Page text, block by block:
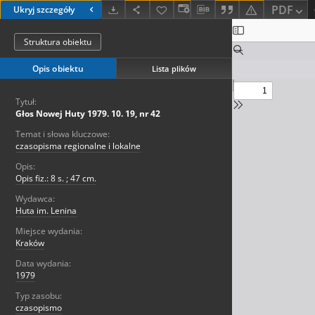
Ukryj szczegóły PDF
Struktura obiektu
Opis obiektu Lista plików
Tytuł:
Głos Nowej Huty 1979. 10. 19, nr 42
Temat i słowa kluczowe:
czasopisma regionalne i lokalne
Opis:
Opis fiz.: 8 s. ; 47 cm.
Wydawca:
Huta im. Lenina
Miejsce wydania:
Kraków
Data wydania:
1979
Typ zasobu:
czasopismo